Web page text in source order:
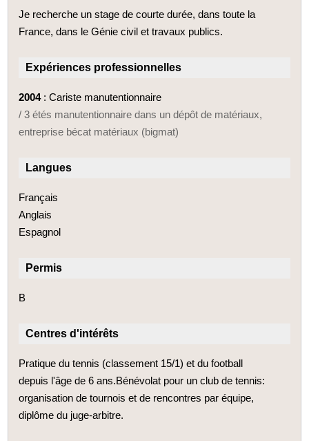
Je recherche un stage de courte durée, dans toute la
France, dans le Génie civil et travaux publics.
Expériences professionnelles
2004: Cariste manutentionnaire
/ 3 étés manutentionnaire dans un dépôt de matériaux,
entreprise bécat matériaux (bigmat)
Langues
Français
Anglais
Espagnol
Permis
B
Centres d'intérêts
Pratique du tennis (classement 15/1) et du football
depuis l'âge de 6 ans.Bénévolat pour un club de tennis:
organisation de tournois et de rencontres par équipe,
diplôme du juge-arbitre.